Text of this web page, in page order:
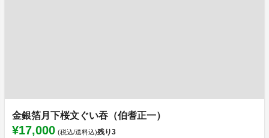
金銀箔月下桜文ぐい吞（伯耆正一）
¥17,000 (税込/送料込)残り3